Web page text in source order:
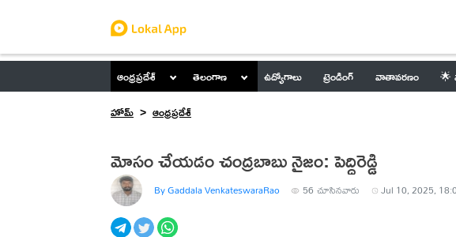
ఆంధ్రప్రదేశ్ తెలంగాణ ఉద్యోగాలు ట్రెండింగ్ వాతావరణం 🌟
హోమ్
ఆంధ్రప్రదేశ్
మోసం చేయ‌డం చంద్రబాబు నైజం: పెద్దిరెడ్డి
By Gaddala VenkateswaraRao 56 చూసినవారు Jul 10, 2025,